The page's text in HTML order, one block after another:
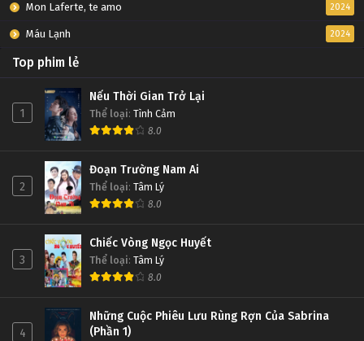
Mon Laferte, te amo 2024
Máu Lạnh 2024
Top phim lẻ
1
Nếu Thời Gian Trở Lại
Thể loại: Tình Cảm
8.0
2
Đoạn Trường Nam Ai
Thể loại: Tâm Lý
8.0
3
Chiếc Vòng Ngọc Huyết
Thể loại: Tâm Lý
8.0
4
Những Cuộc Phiêu Lưu Rùng Rợn Của Sabrina
(Phần 1)